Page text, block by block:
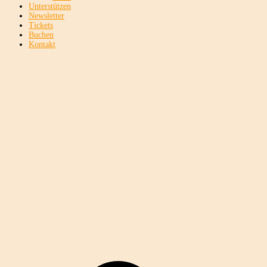
Unterstützen
Newsletter
Tickets
Buchen
Kontakt